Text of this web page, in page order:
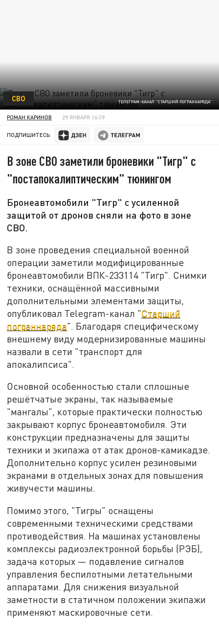
ТЕЛЕГРАМ-КАНАЛ "СТАРШИЙ ПОГРАННАРЯДА"
СВО
РОМАН КАРИНОВ 29 ЯНВАРЯ 16:39
ПОДПИШИТЕСЬ:
В зоне СВО заметили броневики "Тигр" с
"постапокалиптическим" тюнингом
Бронеавтомобили "Тигр" с усиленной
защитой от дронов сняли на фото в зоне
СВО.
В зоне проведения специальной военной
операции заметили модифицированные
бронеавтомобили ВПК-233114 "Тигр". Снимки
техники, оснащённой массивными
дополнительными элементами защиты,
опубликовал Telegram-канал "Старший
пограннаряда". Благодаря специфическому
внешнему виду модернизированные машины
назвали в сети "транспорт для
апокалипсиса".
Основной особенностью стали сплошные
решётчатые экраны, так называемые
"мангалы", которые практически полностью
закрывают корпус бронеавтомобиля. Эти
конструкции предназначены для защиты
техники и экипажа от атак дронов-камикадзе.
Дополнительно корпус усилен резиновыми
экранами в отдельных зонах для повышения
живучести машины.
Помимо этого, "Тигры" оснащены
современными техническими средствами
противодействия. На машинах установлены
комплексы радиоэлектронной борьбы (РЭБ),
задача которых — подавление сигналов
управления беспилотными летательными
аппаратами. Для снижения визуальной
заметности в статичном положении экипажи
применяют маскировочные сети.